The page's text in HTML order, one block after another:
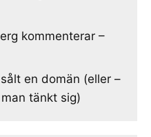
kommenterar –
en domän (eller –
tänkt sig)